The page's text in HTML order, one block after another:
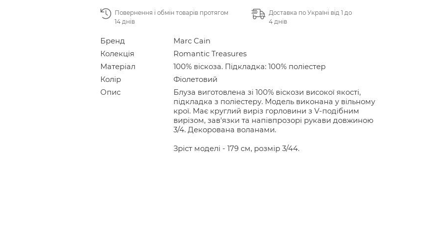
Повернення і обмін товарів протягом
14 днів
Доставка по Україні від 1 до
4 днів
Бренд
Marc Cain
Колекція
Romantic Treasures
Матеріал
100% віскоза. Підкладка: 100% поліестер
Колір
Фіолетовий
Опис
Блуза виготовлена зі 100% віскози високої якості,
підкладка з поліестеру. Модель виконана у вільному
крої. Має круглий виріз горловини з V-подібним
вирізом, зав'язки та напівпрозорі рукави довжиною
3/4. Декорована воланами.
Зріст моделі - 179 см, розмір 3/44.